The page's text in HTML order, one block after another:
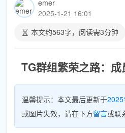
emer
2025-1-21 16:01
本文约563字，阅读需3分钟
TG群组繁荣之路：
温馨提示：本文最后更新于2025
或图片失效，请在下方留言或联